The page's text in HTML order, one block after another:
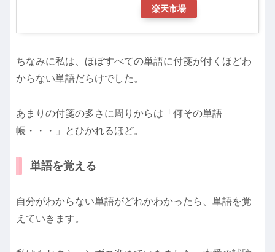
楽天市場
ちなみに私は、ほぼすべての単語に付箋が付くほどわ
からない単語だらけでした。
あまりの付箋の多さに周りからは「何その単語
帳・・・」とひかれるほど。
単語を覚える
自分がわからない単語がどれかわかったら、単語を覚
えていきます。